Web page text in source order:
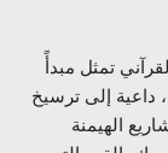
تمثل مبدأً
داعية إلى ترسيخ
الهيمنة